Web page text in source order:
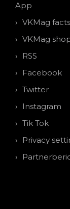
App
VKMag facts
VKMag
RSS
Facebook
Twitter
Instagram
Tik Tok
Privacy